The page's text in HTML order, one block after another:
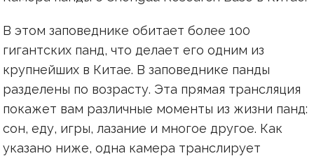
В этом заповеднике обитает более 100
гигантских панд, что делает его одним из
крупнейших в Китае. В заповеднике панды
разделены по возрасту. Эта прямая трансляция
покажет вам различные моменты из жизни панд:
сон, еду, игры, лазание и многое другое. Как
указано ниже, одна камера транслирует